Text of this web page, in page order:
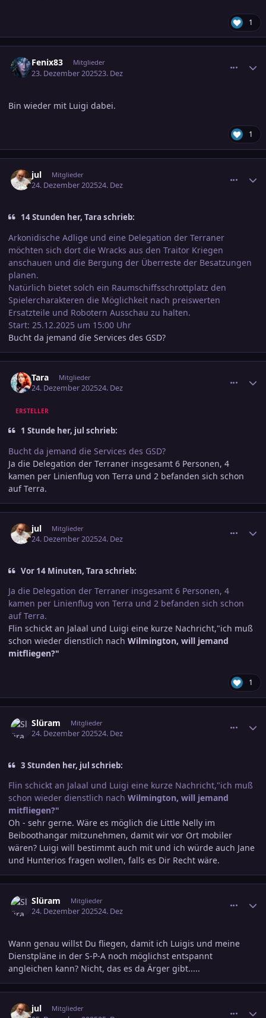
1
Fenix83 Mitglieder
23. Dezember 202523. Dez
Bin wieder mit Luigi dabei.
1
jul Mitglieder
24. Dezember 202524. Dez
14 Stunden her, Tara schrieb:
Arkonidische Adlige und eine Delegation der Terraner
möchten sich dort die Wracks aus den Traitor Kriegen
anschauen und die Bergung der Überreste der Besatzungen
planen.
Natürlich bietet solch ein Raumschiffsschrottplatz den
Spielercharakteren die Möglichkeit nach preiswerten
Ersatzteile und Robotern Ausschau zu halten.
Start: 25.12.2025 um 15:00 Uhr
Bucht da jemand die Services des GSD?
Tara Mitglieder
24. Dezember 202524. Dez
ERSTELLER
1 Stunde her, jul schrieb:
Bucht da jemand die Services des GSD?
Ja die Delegation der Terraner insgesamt 6 Personen, 4
kamen per Linienflug von Terra und 2 befanden sich schon
auf Terra.
jul Mitglieder
24. Dezember 202524. Dez
Vor 14 Minuten, Tara schrieb:
Ja die Delegation der Terraner insgesamt 6 Personen, 4
kamen per Linienflug von Terra und 2 befanden sich schon
auf Terra.
Flin schickt an Jalaal und Luigi eine kurze Nachricht,"ich muß
schon wieder dienstlich nach Wilmington, will jemand
mitfliegen?"
1
Slüram Mitglieder
24. Dezember 202524. Dez
3 Stunden her, jul schrieb:
Flin schickt an Jalaal und Luigi eine kurze Nachricht,"ich muß
schon wieder dienstlich nach Wilmington, will jemand
mitfliegen?"
Oh - sehr gerne. Wäre es möglich die Little Nelly im
Beiboothangar mitzunehmen, damit wir vor Ort mobiler
wären? Luigi will bestimmt auch mit und ich würde auch Jane
und Hunterios fragen wollen, falls es Dir Recht wäre.
Slüram Mitglieder
24. Dezember 202524. Dez
Wann genau willst Du fliegen, damit ich Luigis und meine
Dienstpläne in der S-P-A noch möglichst entspannt
angleichen kann? Nicht, das es da Ärger gibt.....
jul Mitglieder